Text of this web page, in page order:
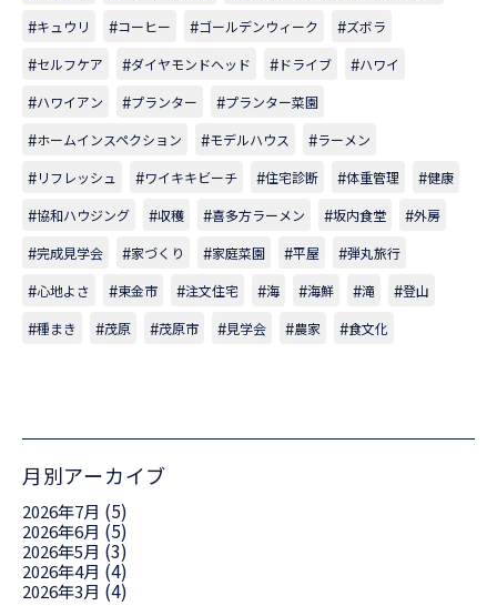
キュウリ
コーヒー ゴールデンウィーク
ズボラ
セルフケア
ダイヤモンドヘッド ドライブ
ハワイ
ハワイアン
プランター
プランター菜園
ホームインスペクション
モデルハウス
ラーメン
リフレッシュ
ワイキキビーチ 住宅診断 体重管理
健康
協和ハウジング
収穫 喜多方ラーメン 坂内食堂
外房
完成見学会
家づくり 家庭菜園 平屋
弾丸旅行
心地よさ
東金市 注文住宅 海 海鮮 滝
登山
種まき
茂原 茂原市 見学会 農家 食文化
月別アーカイブ
2026年7月 (5)
2026年6月 (5)
2026年5月 (3)
2026年4月 (4)
2026年3月 (4)